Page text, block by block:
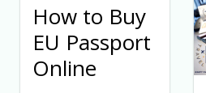
How to Buy
EU Passport
Online